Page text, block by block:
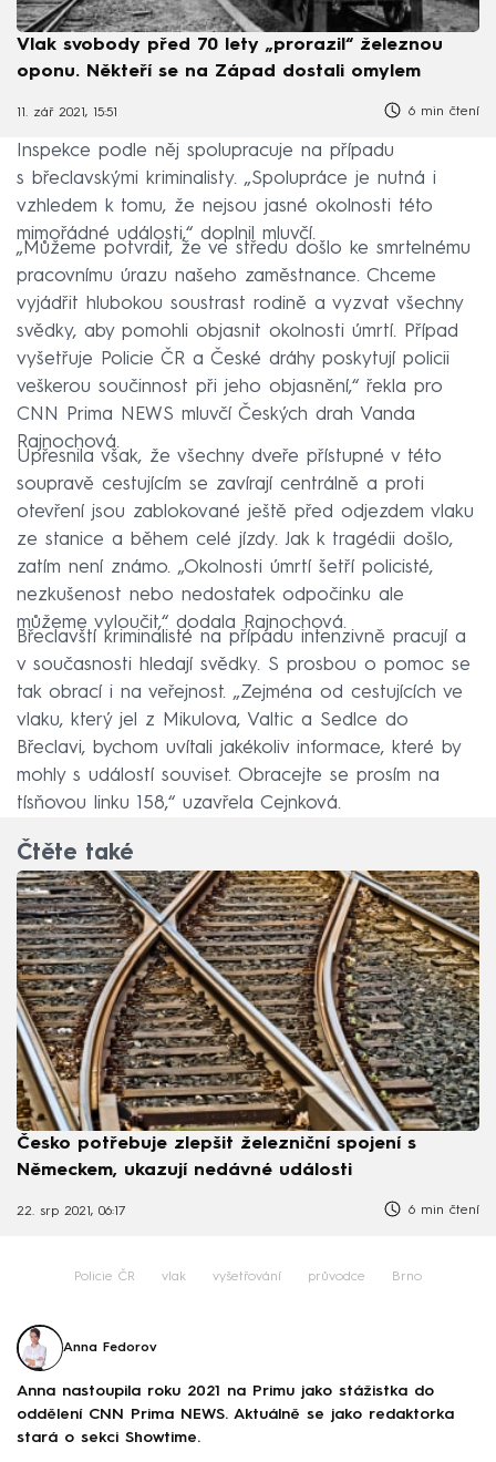
Vlak svobody před 70 lety „prorazil“ železnou
oponu. Někteří se na Západ dostali omylem
11. zář 2021, 15:51 6 min čtení
Inspekce podle něj spolupracuje na případu
s břeclavskými kriminalisty. „Spolupráce je nutná i
vzhledem k tomu, že nejsou jasné okolnosti této
mimořádné události,“ doplnil mluvčí.
„Můžeme potvrdit, že ve středu došlo ke smrtelnému
pracovnímu úrazu našeho zaměstnance. Chceme
vyjádřit hlubokou soustrast rodině a vyzvat všechny
svědky, aby pomohli objasnit okolnosti úmrtí. Případ
vyšetřuje Policie ČR a České dráhy poskytují policii
veškerou součinnost při jeho objasnění,“ řekla pro
CNN Prima NEWS mluvčí Českých drah Vanda
Rajnochová.
Upřesnila však, že všechny dveře přístupné v této
soupravě cestujícím se zavírají centrálně a proti
otevření jsou zablokované ještě před odjezdem vlaku
ze stanice a během celé jízdy. Jak k tragédii došlo,
zatím není známo. „Okolnosti úmrtí šetří policisté,
nezkušenost nebo nedostatek odpočinku ale
můžeme vyloučit,“ dodala Rajnochová.
Břeclavští kriminalisté na případu intenzivně pracují a
v současnosti hledají svědky. S prosbou o pomoc se
tak obrací i na veřejnost. „Zejména od cestujících ve
vlaku, který jel z Mikulova, Valtic a Sedlce do
Břeclavi, bychom uvítali jakékoliv informace, které by
mohly s událostí souviset. Obracejte se prosím na
tísňovou linku 158,“ uzavřela Cejnková.
Čtěte také
Česko potřebuje zlepšit železniční spojení s
Německem, ukazují nedávné události
22. srp 2021, 06:17 6 min čtení
Policie ČR vlak vyšetřování průvodce Brno
Anna Fedorov
Anna nastoupila roku 2021 na Primu jako stážistka do
oddělení CNN Prima NEWS. Aktuálně se jako redaktorka
stará o sekci Showtime.